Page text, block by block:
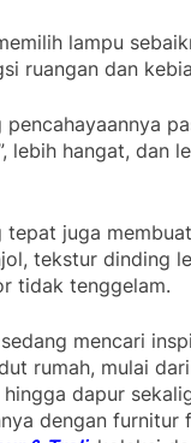
lampu
ruangan dan
pencahayaannya
lebih hangat, dan
tepat juga
tekstur dinding
tidak tenggelam.
mencari
rumah, mulai
dapur
dengan furnitur